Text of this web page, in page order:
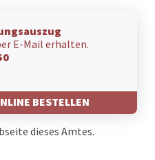
E-Mail erhalten.
BESTELLEN
dieses Amtes.